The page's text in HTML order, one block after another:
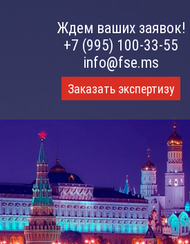
Ждем ваших заявок!
+7 (995) 100-33-55
info@fse.ms
Заказать экспертизу